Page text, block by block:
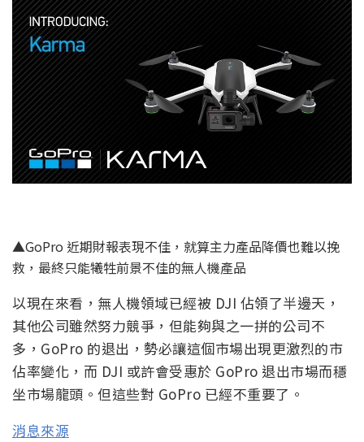
▲GoPro 近期財報表現不佳，就算主力產品降價也難以挽
救，最終只能犧牲前景不佳的無人機產品
以現在來看，無人機領域已經被 DJI 佔領了半邊天，
其他公司雖然努力競爭，但能夠與之一拼的公司不
多，GoPro 的退出，勢必讓這個市場出現更激烈的市
佔率變化，而 DJI 或許會受惠於 GoPro 退出市場而穩
坐市場龍頭。但這些對 GoPro 已經不重要了。
消息來源